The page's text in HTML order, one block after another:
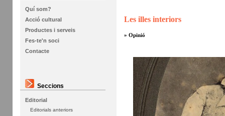
Quí som?
Acció cultural
Productes i serveis
Fes-te'n soci
Contacte
Seccions
Editorial
Editorials anteriors
Les illes interiors
» Opinió